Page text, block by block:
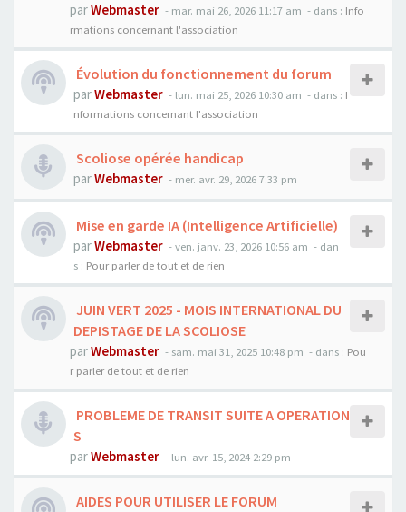
parWebmaster - mar. mai 26, 2026 11:17 am - dans : Info
rmations concernant l'association
Évolution du fonctionnement du forum
parWebmaster - lun. mai 25, 2026 10:30 am - dans : I
nformations concernant l'association
Scoliose opérée handicap
parWebmaster - mer. avr. 29, 2026 7:33 pm
Mise en garde IA (Intelligence Artificielle)
parWebmaster - ven. janv. 23, 2026 10:56 am - dan
s : Pour parler de tout et de rien
JUIN VERT 2025 - MOIS INTERNATIONAL DU
DEPISTAGE DE LA SCOLIOSE
parWebmaster - sam. mai 31, 2025 10:48 pm - dans : Pou
r parler de tout et de rien
PROBLEME DE TRANSIT SUITE A OPERATION
S
parWebmaster - lun. avr. 15, 2024 2:29 pm
AIDES POUR UTILISER LE FORUM